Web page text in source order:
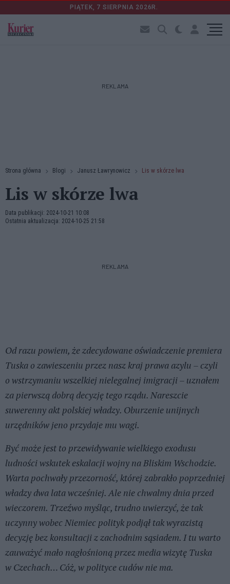
PIĄTEK, 7 SIERPNIA 2026R.
REKLAMA
Strona główna Blogi Janusz Ławrynowicz Lis w skórze lwa
Lis w skórze lwa
Data publikacji: 2024-10-21 10:08
Ostatnia aktualizacja: 2024-10-25 21:58
REKLAMA
Od razu powiem, że zdecydowane oświadczenie premiera
Tuska o zawieszeniu przez nasz kraj prawa azylu – czyli
o wstrzymaniu wszelkiej nielegalnej imigracji – uznałem
za pierwszą dobrą decyzję tego rządu. Nareszcie
suwerenny akt polskiej władzy. Oburzenie unijnych
urzędników jeno przydaje mu wagi.
Być może jest to przewidywanie wielkiego exodusu
ludności wskutek eskalacji wojny na Bliskim Wschodzie.
Warta pochwały przezorność, której zabrakło poprzedniej
władzy dwa lata wcześniej. Ale nie chwalmy dnia przed
wieczorem. Trzeźwo myśląc, trudno uwierzyć, że tak
uczynny wobec Niemiec polityk podjął tak wyrazistą
decyzję bez konsultacji z zachodnim sąsiadem. I tu warto
zauważyć mało nagłośnioną przez media wizytę Tuska
w Czechach… Cóż, w polityce cudów nie ma.